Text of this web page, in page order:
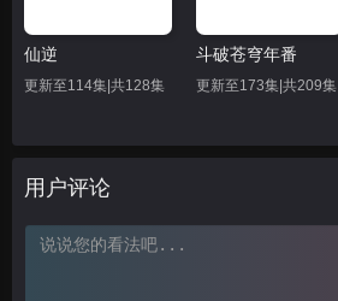
84 85
90
93
仙逆
更新至114集|共128集
斗破苍穹年番
更新至173集|共209集
用户评论